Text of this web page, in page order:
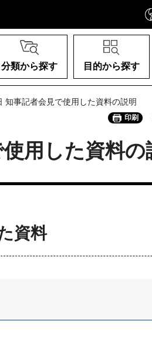
分類から探す 目的から探す
知事記者会見で使用した資料の説明
印刷
用した資料の
資料